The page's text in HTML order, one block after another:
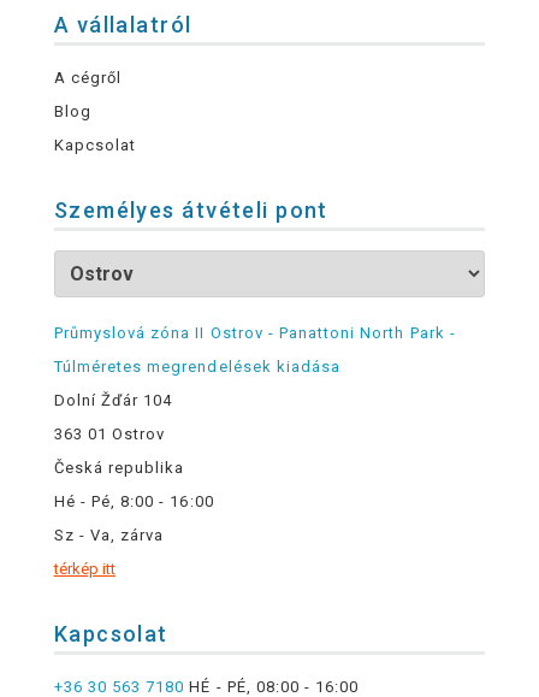
A vállalatról
A cégről
Blog
Kapcsolat
Személyes átvételi pont
Průmyslová zóna II Ostrov - Panattoni North Park -
Túlméretes megrendelések kiadása
Dolní Žďár 104
363 01 Ostrov
Česká republika
Hé - Pé, 8:00 - 16:00
Sz - Va, zárva
térkép itt
Kapcsolat
+36 30 563 7180 HÉ - PÉ, 08:00 - 16:00